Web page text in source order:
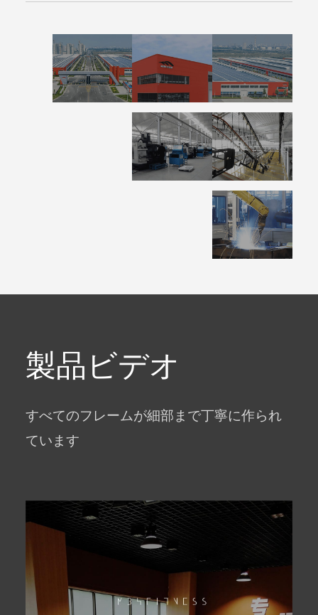
製品ビデオ
すべてのフレームが細部まで丁寧に作られ
ています